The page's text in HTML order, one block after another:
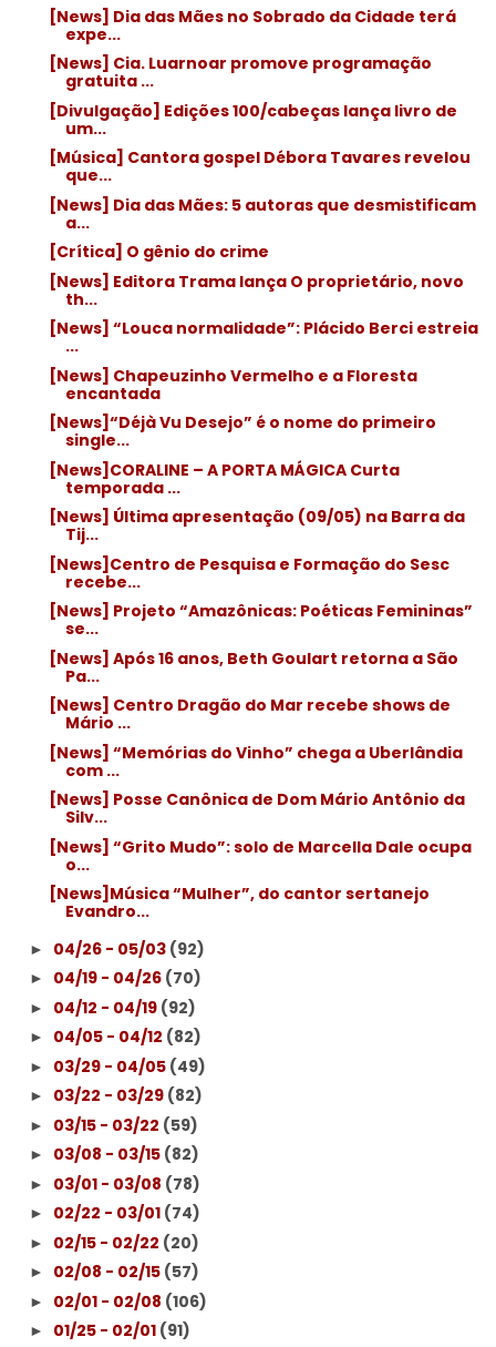
[News] Dia das Mães no Sobrado da Cidade terá
expe...
[News] Cia. Luarnoar promove programação
gratuita ...
[Divulgação] Edições 100/cabeças lança livro de
um...
[Música] Cantora gospel Débora Tavares revelou
que...
[News] Dia das Mães: 5 autoras que desmistificam
a...
[Crítica] O gênio do crime
[News] Editora Trama lança O proprietário, novo
th...
[News] “Louca normalidade”: Plácido Berci estreia
...
[News] Chapeuzinho Vermelho e a Floresta
encantada
[News]“Déjà Vu Desejo” é o nome do primeiro
single...
[News]CORALINE – A PORTA MÁGICA Curta
temporada ...
[News] Última apresentação (09/05) na Barra da
Tij...
[News]Centro de Pesquisa e Formação do Sesc
recebe...
[News] Projeto “Amazônicas: Poéticas Femininas”
se...
[News] Após 16 anos, Beth Goulart retorna a São
Pa...
[News] Centro Dragão do Mar recebe shows de
Mário ...
[News] “Memórias do Vinho” chega a Uberlândia
com ...
[News] Posse Canônica de Dom Mário Antônio da
Silv...
[News] “Grito Mudo”: solo de Marcella Dale ocupa
o...
[News]Música “Mulher”, do cantor sertanejo
Evandro...
► 04/26 - 05/03 (92)
► 04/19 - 04/26 (70)
► 04/12 - 04/19 (92)
► 04/05 - 04/12 (82)
► 03/29 - 04/05 (49)
► 03/22 - 03/29 (82)
► 03/15 - 03/22 (59)
► 03/08 - 03/15 (82)
► 03/01 - 03/08 (78)
► 02/22 - 03/01 (74)
► 02/15 - 02/22 (20)
► 02/08 - 02/15 (57)
► 02/01 - 02/08 (106)
► 01/25 - 02/01 (91)